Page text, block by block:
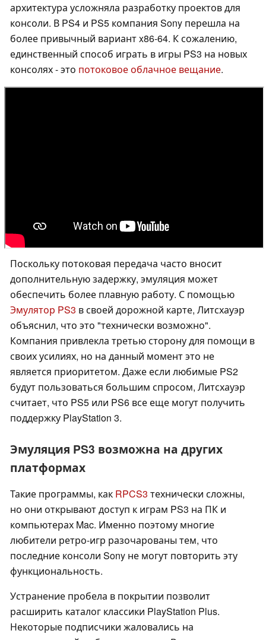
архитектура усложняла разработку проектов для
консоли. В PS4 и PS5 компания Sony перешла на
более привычный вариант x86-64. К сожалению,
единственный способ играть в игры PS3 на новых
консолях - это потоковое облачное вещание.
Поскольку потоковая передача часто вносит
дополнительную задержку, эмуляция может
обеспечить более плавную работу. С помощью
Эмулятор PS3 в своей дорожной карте, Литсхауэр
объяснил, что это "технически возможно".
Компания привлекла третью сторону для помощи в
своих усилиях, но на данный момент это не
является приоритетом. Даже если любимые PS2
будут пользоваться большим спросом, Литсхауэр
считает, что PS5 или PS6 все еще могут получить
поддержку PlayStation 3.
Эмуляция PS3 возможна на других
платформах
Такие программы, как RPCS3 технически сложны,
но они открывают доступ к играм PS3 на ПК и
компьютерах Mac. Именно поэтому многие
любители ретро-игр разочарованы тем, что
последние консоли Sony не могут повторить эту
функциональность.
Устранение пробела в покрытии позволит
расширить каталог классики PlayStation Plus.
Некоторые подписчики жаловались на